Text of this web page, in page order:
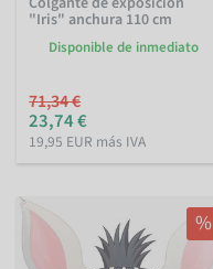
"Iris" anchura 110 cm
Disponible de inmediato
71,34 €
23,74 €
19,95 EUR más IVA
%